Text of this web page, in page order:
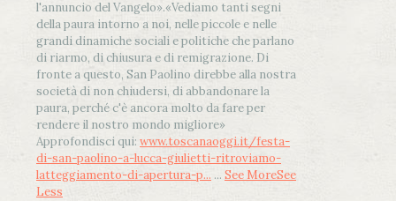
l'annuncio del Vangelo».«Vediamo tanti segni
della paura intorno a noi, nelle piccole e nelle
grandi dinamiche sociali e politiche che parlano
di riarmo, di chiusura e di remigrazione. Di
fronte a questo, San Paolino direbbe alla nostra
società di non chiudersi, di abbandonare la
paura, perché c'è ancora molto da fare per
rendere il nostro mondo migliore»
Approfondisci qui: www.toscanaoggi.it/festa-
di-san-paolino-a-lucca-giulietti-ritroviamo-
latteggiamento-di-apertura-p... ... See MoreSee
Less